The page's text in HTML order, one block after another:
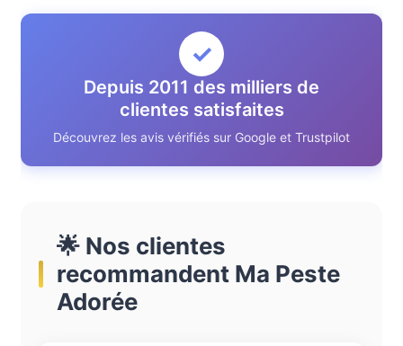
✓
Depuis 2011 des milliers de
clientes satisfaites
Découvrez les avis vérifiés sur Google et Trustpilot
🌟 Nos clientes
recommandent Ma Peste
Adorée